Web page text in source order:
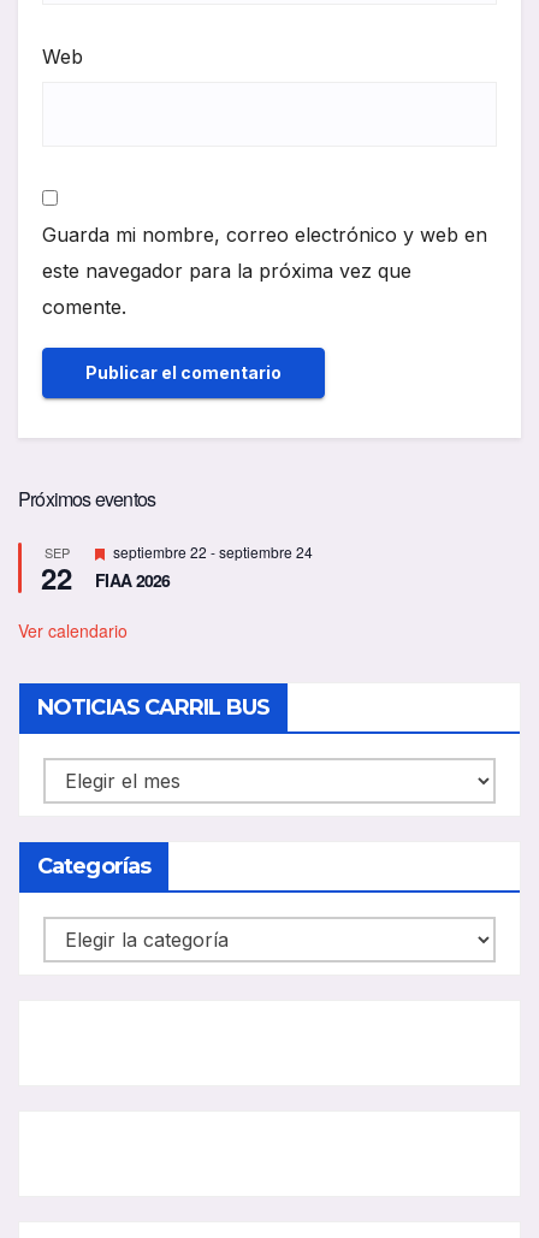
Web
Guarda mi nombre, correo electrónico y web en
este navegador para la próxima vez que
comente.
Próximos eventos
SEP
22
D
e
s
a
d
o
septiembre 22 -septiembre 24
FIAA 2026
Ver calendario
NOTICIAS CARRIL BUS
NOTICIAS
CARRIL
BUS
Categorías
Categorías